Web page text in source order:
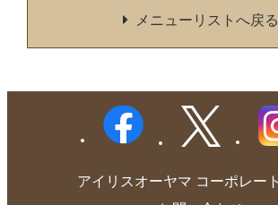
メニューリストへ戻る
アイリスオーヤマ コーポレー